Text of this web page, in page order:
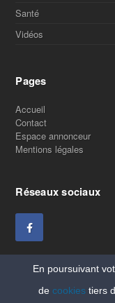
Santé
Vidéos
Pages
Accueil
Contact
Espace annonceur
Mentions légales
Réseaux sociaux
En poursuivant
de cookiestiers